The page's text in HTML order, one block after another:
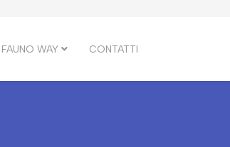
FAUNO WAY CONTATTI